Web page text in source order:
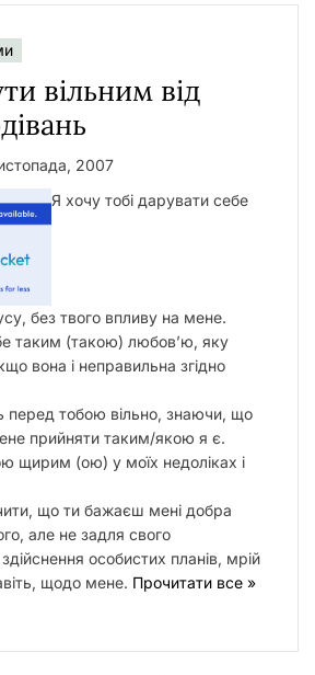
вільним від
2007
Я хочу тобі дарувати себе
без твого впливу нa мене.
таким (такою) любов’ю, яку
вона і неправильна згідно
перед тобою вільно, знаючи, що
прийняти таким/якою я є.
щирим (ою) у моїх недоліках і
що ти бажаєш мені добра
але не задля свого
особистих планів, мрій
щодо мене. Прочитати все »